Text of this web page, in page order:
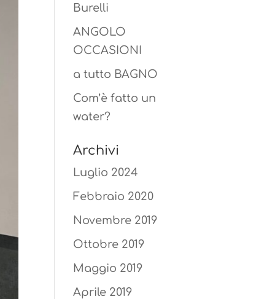
Burelli
ANGOLO
OCCASIONI
a tutto BAGNO
Com’è fatto un
water?
Archivi
Luglio 2024
Febbraio 2020
Novembre 2019
Ottobre 2019
Maggio 2019
Aprile 2019